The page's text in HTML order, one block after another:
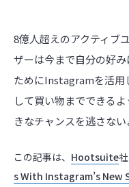
8億人超えのアクティブ
ザーは今まで自分の好
ためにInstagramを活用
して買い物までできる
きなチャンスを逃さない
この記事は、 Hootsuite
s With Instagram’s